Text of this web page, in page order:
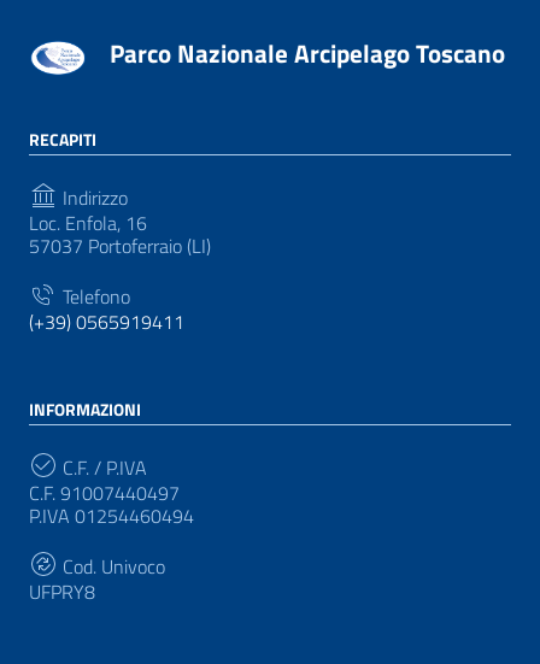
Parco Nazionale Arcipelago Toscano
RECAPITI
Indirizzo
Loc. Enfola, 16
57037 Portoferraio (LI)
Telefono
(+39) 0565919411
INFORMAZIONI
C.F. / P.IVA
C.F. 91007440497
P.IVA 01254460494
Cod. Univoco
UFPRY8